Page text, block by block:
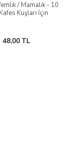
/ Mamalık - 10
Kuşları İçin
48,00 TL